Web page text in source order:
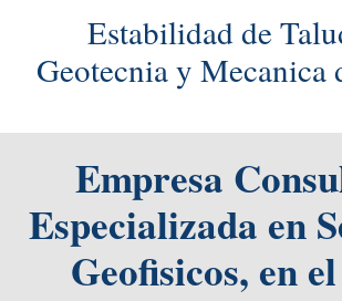
Estabilidad de
Geotecnia y Mecanica
Empresa
Especializada en
Geofisicos, en